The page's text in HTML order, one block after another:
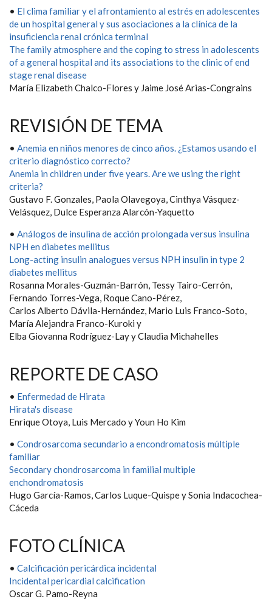
• El clima familiar y el afrontamiento al estrés en adolescentes
de un hospital general y sus asociaciones a la clínica de la
insuficiencia renal crónica terminal
The family atmosphere and the coping to stress in adolescents
of a general hospital and its associations to the clinic of end
stage renal disease
María Elizabeth Chalco-Flores y Jaime José Arias-Congrains
REVISIÓN DE TEMA
• Anemia en niños menores de cinco años. ¿Estamos usando el
criterio diagnóstico correcto?
Anemia in children under five years. Are we using the right
criteria?
Gustavo F. Gonzales, Paola Olavegoya, Cinthya Vásquez-
Velásquez, Dulce Esperanza Alarcón-Yaquetto
• Análogos de insulina de acción prolongada versus insulina
NPH en diabetes mellitus
Long-acting insulin analogues versus NPH insulin in type 2
diabetes mellitus
Rosanna Morales-Guzmán-Barrón, Tessy Tairo-Cerrón,
Fernando Torres-Vega, Roque Cano-Pérez,
Carlos Alberto Dávila-Hernández, Mario Luis Franco-Soto,
María Alejandra Franco-Kuroki y
Elba Giovanna Rodríguez-Lay y Claudia Michahelles
REPORTE DE CASO
• Enfermedad de Hirata
Hirata's disease
Enrique Otoya, Luis Mercado y Youn Ho Kim
• Condrosarcoma secundario a encondromatosis múltiple
familiar
Secondary chondrosarcoma in familial multiple
enchondromatosis
Hugo García-Ramos, Carlos Luque-Quispe y Sonia Indacochea-
Cáceda
FOTO CLÍNICA
• Calcificación pericárdica incidental
Incidental pericardial calcification
Oscar G. Pamo-Reyna